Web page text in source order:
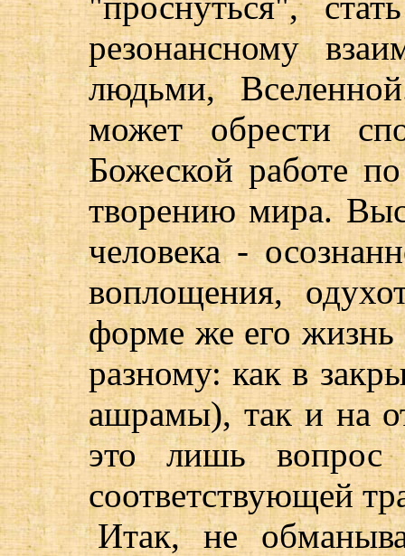
резонансному
людьми,
может обрести
Божеской работе
творению мира.
человека -
воплощения,
форме же его
разному: как в
ашрамы), так и на
это лишь вопрос
соответствующей
Итак, не